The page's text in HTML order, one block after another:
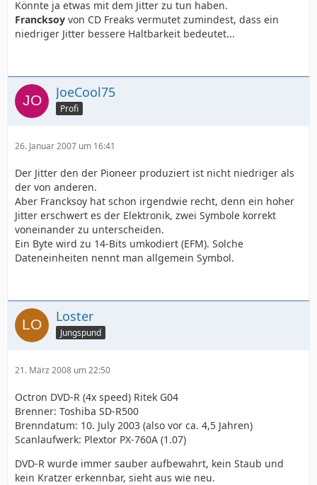
Könnte ja etwas mit dem Jitter zu tun haben.
Francksoy von CD Freaks vermutet zumindest, dass ein
niedriger Jitter bessere Haltbarkeit bedeutet...
JoeCool75
Profi
26. Januar 2007 um 16:41
Der Jitter den der Pioneer produziert ist nicht niedriger als
der von anderen.
Aber Francksoy hat schon irgendwie recht, denn ein hoher
Jitter erschwert es der Elektronik, zwei Symbole korrekt
voneinander zu unterscheiden.
Ein Byte wird zu 14-Bits umkodiert (EFM). Solche
Dateneinheiten nennt man allgemein Symbol.
Loster
Jungspund
21. März 2008 um 22:50
Octron DVD-R (4x speed) Ritek G04
Brenner: Toshiba SD-R500
Brenndatum: 10. July 2003 (also vor ca. 4,5 Jahren)
Scanlaufwerk: Plextor PX-760A (1.07)
DVD-R wurde immer sauber aufbewahrt, kein Staub und
kein Kratzer erkennbar, sieht aus wie neu.